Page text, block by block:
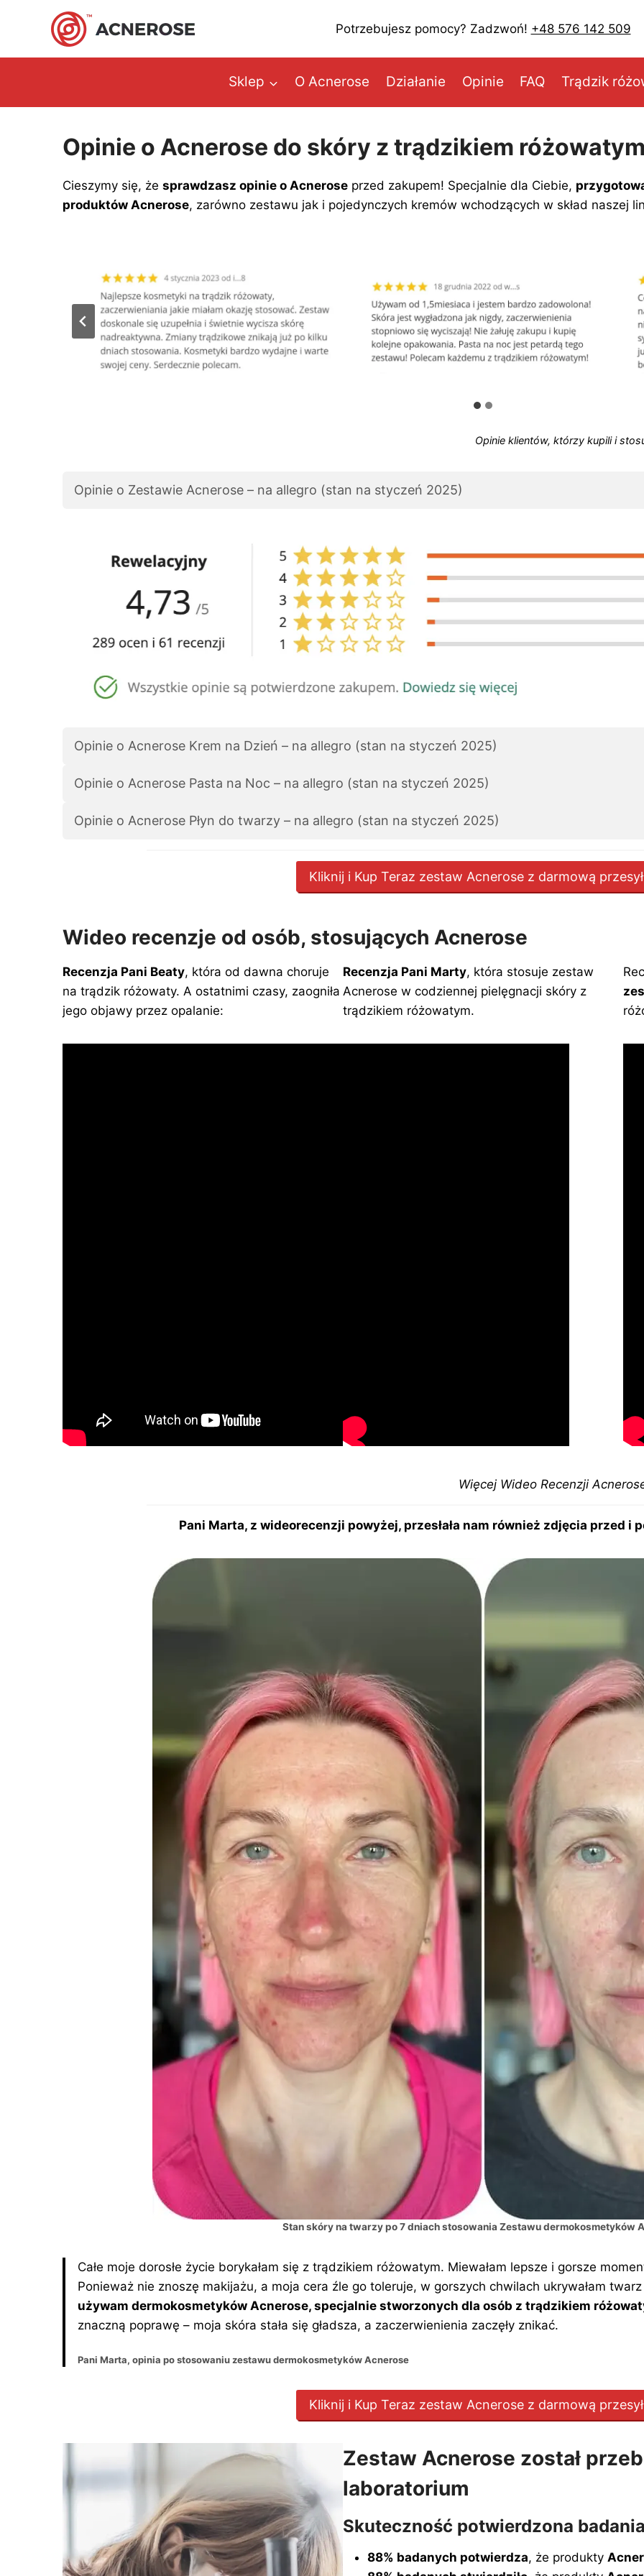
Potrzebujesz pomocy? Zadzwoń! +48 576 142 509
Sklep O Acnerose Działanie Opinie FAQ Trądzik
Opinie o Acnerose do skóry z trądzikiem
Cieszymy się, że sprawdzasz opinie o Acnerose przed zakupem! Specjalnie dla Ciebie,
produktów Acnerose, zarówno zestawu jak i pojedynczych kremów wchodzących w skład naszej
Opinie klientów, którzy kupili i
Opinie o Zestawie Acnerose – na allegro (stan na styczeń 2025)
Opinie o Acnerose Krem na Dzień – na allegro (stan na styczeń 2025)
Opinie o Acnerose Pasta na Noc – na allegro (stan na styczeń 2025)
Opinie o Acnerose Płyn do twarzy – na allegro (stan na styczeń 2025)
Kliknij i Kup Teraz zestaw Acnerose z darmową
Wideo recenzje od osób, stosujących Acnerose
Recenzja Pani Beaty, która od dawna choruje
na trądzik różowaty. A ostatnimi czasy, zaogniła
jego objawy przez opalanie:
Recenzja Pani Marty, która stosuje zestaw
Acnerose w codziennej pielęgnacji skóry z
trądzikiem różowatym.
Więcej Wideo Recenzji
Pani Marta, z wideorecenzji powyżej, przesłała nam również zdjęcia przed i
Stan skóry na twarzy po 7 dniach stosowania Zestawu dermokosmetyków
Całe moje dorosłe życie borykałam się z trądzikiem różowatym. Miewałam lepsze i gorsze
Ponieważ nie znoszę makijażu, a moja cera źle go toleruje, w gorszych chwilach ukrywałam
używam dermokosmetyków Acnerose, specjalnie stworzonych dla osób z trądzikiem
znaczną poprawę – moja skóra stała się gładsza, a zaczerwienienia zaczęły znikać.
Pani Marta, opinia po stosowaniu zestawu dermokosmetyków Acnerose
Kliknij i Kup Teraz zestaw Acnerose z darmową
Zestaw Acnerose został
laboratorium
Skuteczność potwierdzona
88% badanych potwierdza, że produkty